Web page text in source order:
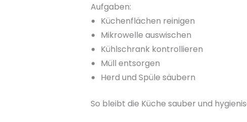
Aufgaben:
Küchenflächen reinigen
Mikrowelle auswischen
Kühlschrank kontrollieren
Müll entsorgen
Herd und Spüle säubern
So bleibt die Küche sauber und